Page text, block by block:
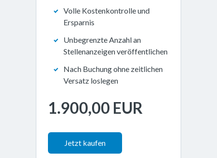
Volle Kostenkontrolle und
Ersparnis
Unbegrenzte Anzahl an
Stellenanzeigen veröffentlichen
Nach Buchung ohne zeitlichen
Versatz loslegen
1.900,00 EUR
Jetzt kaufen